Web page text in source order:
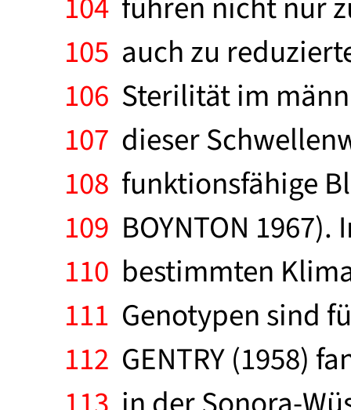
105 auch zu
106 Sterilität im
107 dieser
108 funktionsfähige
109 BOYNTON
110 bestimmten
111 Genotypen sind
112 GENTRY (1958)